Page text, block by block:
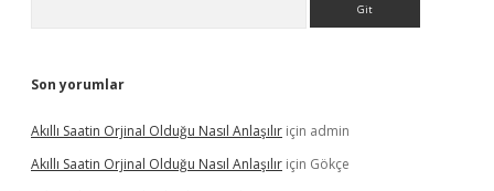
Son yorumlar
Akıllı Saatin Orjinal Olduğu Nasıl Anlaşılır için admin
Akıllı Saatin Orjinal Olduğu Nasıl Anlaşılır için Gökçe